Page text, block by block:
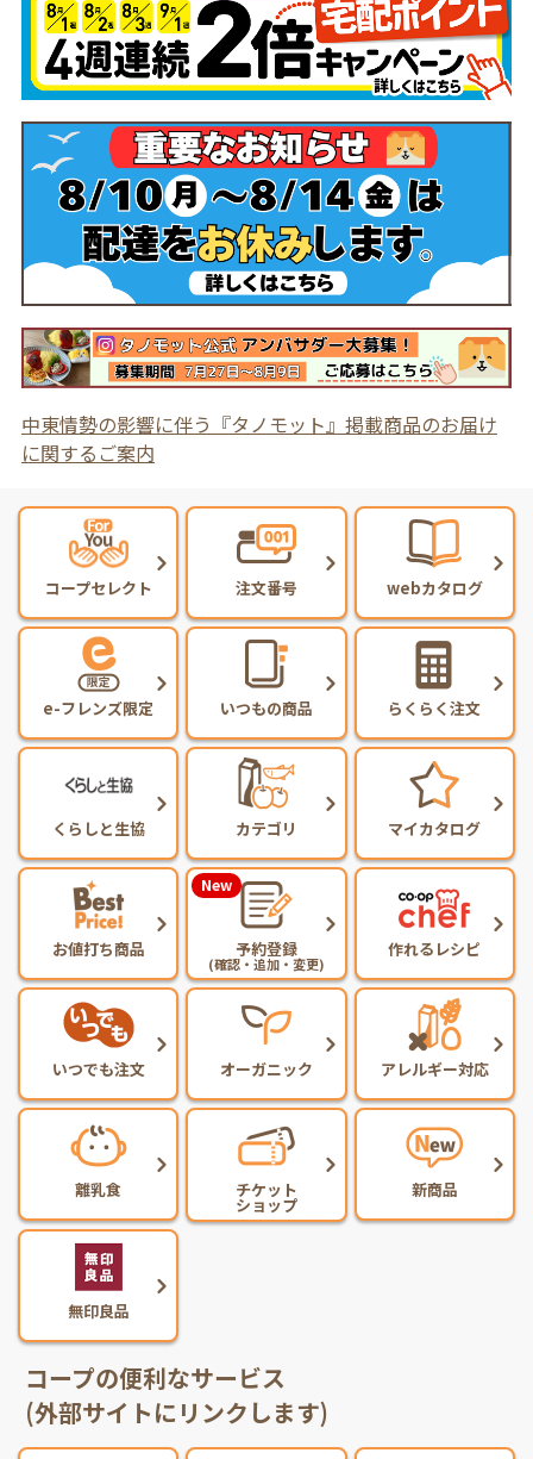
中東情勢の影響に伴う『タノモット』掲載商品のお届け
に関するご案内
コープセレクト 注文番号 webカタログ
e-フレンズ限定 いつもの商品 らくらく注文
くらしと生協 カテゴリ マイカタログ
お値打ち商品 予約登録
(確認・追加・変更)
New
作れるレシピ
いつでも注文 オーガニック アレルギー対応
離乳食 チケット
ショップ
新商品
無印良品
コープの便利なサービス
(外部サイトにリンクします)